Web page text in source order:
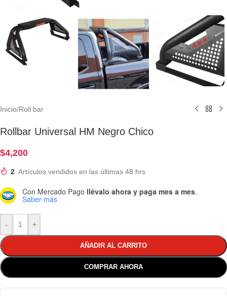
Inicio/Roll bar
Rollbar Universal HM Negro Chico
$4,200
2 Artículos vendidos en las últimas 48 hrs
Con Mercado Pago llévalo ahora y paga mes a mes.
Saber más
- +
AÑADIR AL CARRITO
COMPRAR AHORA